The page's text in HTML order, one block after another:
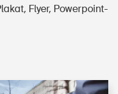
Flyer, Powerpoint-